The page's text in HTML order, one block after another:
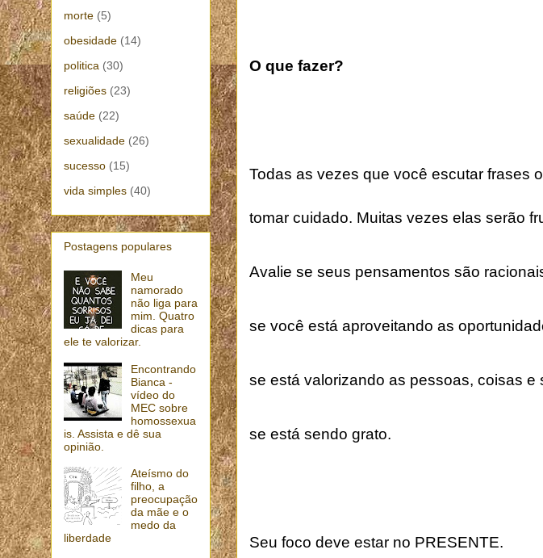
O que fazer?
Todas as vezes que você escutar frases
tomar cuidado. Muitas vezes elas serão
Avalie se seus pensamentos são
se você está aproveitando as
se está valorizando as pessoas, coisas e
se está sendo grato.
Seu foco deve estar no PRESENTE.
morte (5)
obesidade (14)
politica (30)
religiões (23)
saúde (22)
sexualidade (26)
sucesso (15)
vida simples (40)
Postagens populares
Meu
namorado
não liga para
mim. Quatro
dicas para
ele te valorizar.
Encontrando
Bianca -
vídeo do
MEC sobre
homossexua
is. Assista e dê sua
opinião.
Ateísmo do
filho, a
preocupação
da mãe e o
medo da
liberdade